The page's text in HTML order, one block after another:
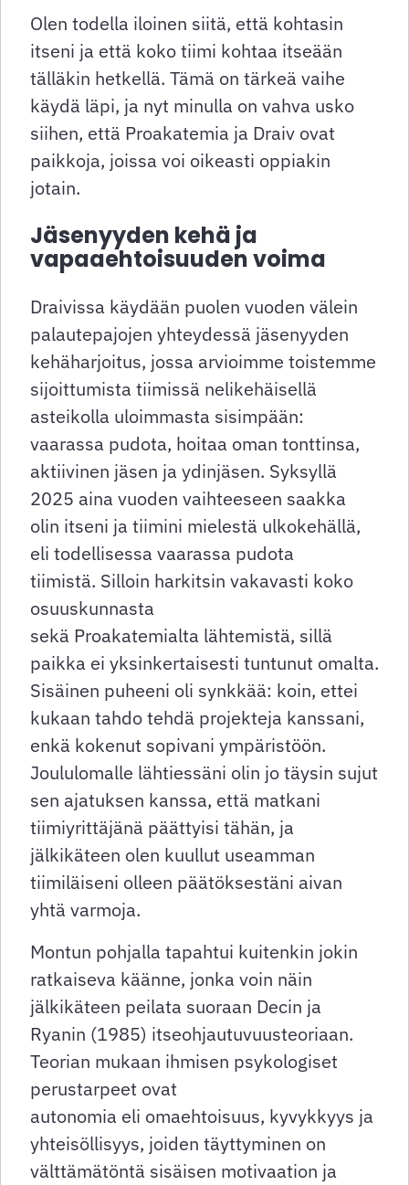
Olen todella iloinen siitä, että kohtasin
itseni ja että koko tiimi kohtaa itseään
tälläkin hetkellä. Tämä on tärkeä vaihe
käydä läpi, ja nyt minulla on vahva usko
siihen, että Proakatemia ja Draiv ovat
paikkoja, joissa voi oikeasti oppiakin
jotain.
Jäsenyyden kehä ja
vapaaehtoisuuden voima
Draivissa käydään puolen vuoden välein
palautepajojen yhteydessä jäsenyyden
kehäharjoitus, jossa arvioimme toistemme
sijoittumista tiimissä nelikehäisellä
asteikolla uloimmasta sisimpään:
vaarassa pudota, hoitaa oman tonttinsa,
aktiivinen jäsen ja ydinjäsen. Syksyllä
2025 aina vuoden vaihteeseen saakka
olin itseni ja tiimini mielestä ulkokehällä,
eli todellisessa vaarassa pudota
tiimistä. Silloin harkitsin vakavasti koko
osuuskunnasta
sekä Proakatemialta lähtemistä, sillä
paikka ei yksinkertaisesti tuntunut omalta.
Sisäinen puheeni oli synkkää: koin, ettei
kukaan tahdo tehdä projekteja kanssani,
enkä kokenut sopivani ympäristöön.
Joululomalle lähtiessäni olin jo täysin sujut
sen ajatuksen kanssa, että matkani
tiimiyrittäjänä päättyisi tähän, ja
jälkikäteen olen kuullut useamman
tiimiläiseni olleen päätöksestäni aivan
yhtä varmoja.
Montun pohjalla tapahtui kuitenkin jokin
ratkaiseva käänne, jonka voin näin
jälkikäteen peilata suoraan Decin ja
Ryanin (1985) itseohjautuvuusteoriaan.
Teorian mukaan ihmisen psykologiset
perustarpeet ovat
autonomia eli omaehtoisuus, kyvykkyys ja
yhteisöllisyys, joiden täyttyminen on
välttämätöntä sisäisen motivaation ja